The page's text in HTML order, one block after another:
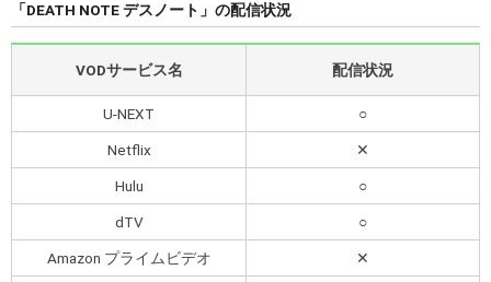
「DEATH NOTE デスノート」の配信状況
VODサービス名 配信状況
U-NEXT ○
Netflix ✕
Hulu ○
dTV ○
Amazon プライムビデオ ✕